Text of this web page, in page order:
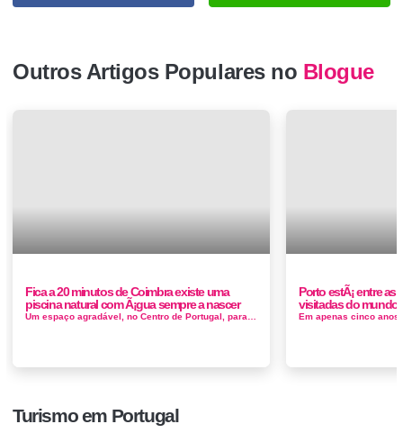
Outros Artigos Populares no Blogue
Fica a 20 minutos de Coimbra existe uma
piscina natural com Ã¡gua sempre a nascer
Um espaço agradável, no Centro de Portugal, para uns banhos refrescantes em dias de calor. Falamos da Piscina Natural de Anç&atil...
Porto estÃ¡ entre as
visitadas do mundo
Turismo em Portugal